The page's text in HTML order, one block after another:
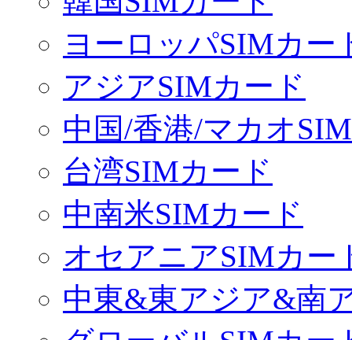
ヨーロッパSIMカー
アジアSIMカード
中国/香港/マカオ
台湾SIMカード
中南米SIMカード
オセアニアSIMカー
中東&東アジア&南